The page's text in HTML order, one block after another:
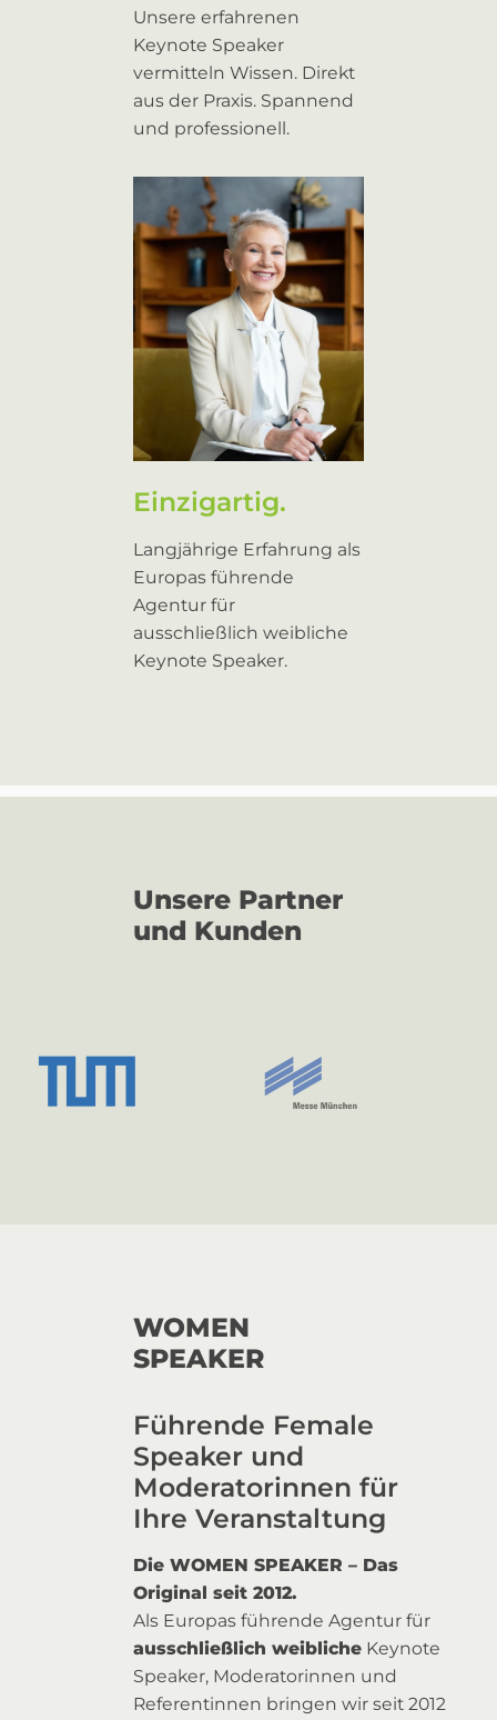
Unsere erfahrenen
Keynote Speaker
vermitteln Wissen. Direkt
aus der Praxis. Spannend
und professionell.
Einzigartig.
Langjährige Erfahrung als
Europas führende
Agentur für
ausschließlich weibliche
Keynote Speaker.
Unsere Partner
und Kunden
WOMEN
SPEAKER
Führende Female
Speaker und
Moderatorinnen für
Ihre Veranstaltung
Die WOMEN SPEAKER – Das
Original seit 2012.
Als Europas führende Agentur für
ausschließlich weibliche Keynote
Speaker, Moderatorinnen und
Referentinnen bringen wir seit 2012